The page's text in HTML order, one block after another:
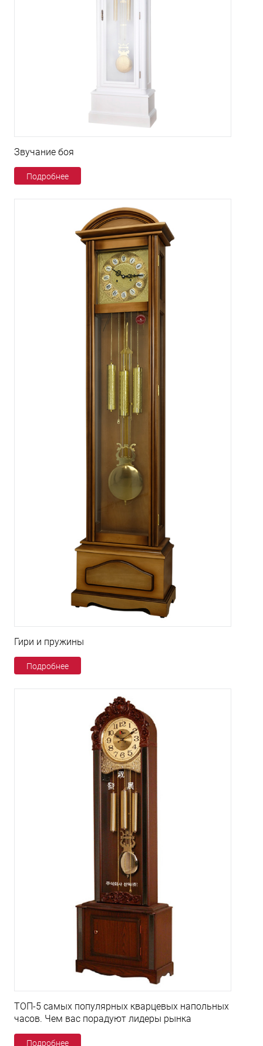
Звучание боя
Подробнее
Гири и пружины
Подробнее
ТОП-5 самых популярных кварцевых напольных
часов. Чем вас порадуют лидеры рынка
Подробнее